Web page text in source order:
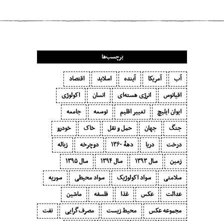
برچسب‌ها
آب آمریکا آینده اسلاید
اقتصاد
اقیانوس
انرژی هسته‌ای انسان
اکولوژی
ایوان ایلیچ
تغییر اقلیم توسعه
جامعه
جنگ
جهان حمل و نقل خاک
خودرو
درخت
دریا دههٔ ۱‍۳۶۰ دوچرخه
زباله
زمین
سال ۱۳۹۳ سال ۱۳۹۴
سال ۱۳۹۵
سلامتی
سواد اکولوژیک سواد محیطی
سوریه
عدالت
عکس غذا فلسفه
ماشین
مجموعه عکس
محیط زیست مصرف‌گرایی‬
نفت